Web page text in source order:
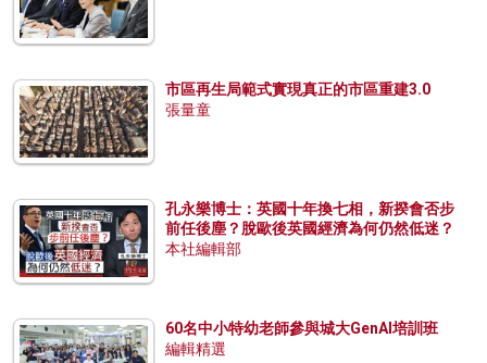
市區再生局範式實現真正的市區重建3.0
張量童
孔永樂博士：英國十年換七相，新揆會否步
前任後塵？脫歐後英國經濟為何仍然低迷？
本社編輯部
60名中小特幼老師參與城大GenAI培訓班
編輯精選